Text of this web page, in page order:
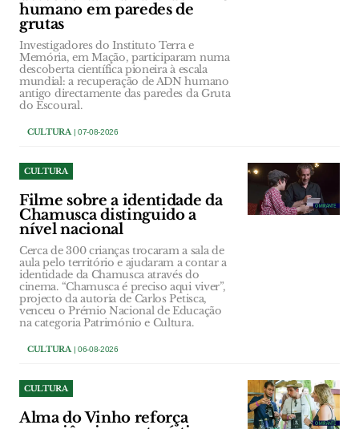
humano em paredes de
grutas
Investigadores do Instituto Terra e
Memória, em Mação, participaram numa
descoberta científica pioneira à escala
mundial: a recuperação de ADN humano
antigo directamente das paredes da Gruta
do Escoural.
CULTURA| 07-08-2026
CULTURA
Filme sobre a identidade da
Chamusca distinguido a
nível nacional
Cerca de 300 crianças trocaram a sala de
aula pelo território e ajudaram a contar a
identidade da Chamusca através do
cinema. “Chamusca é preciso aqui viver”,
projecto da autoria de Carlos Petisca,
venceu o Prémio Nacional de Educação
na categoria Património e Cultura.
CULTURA| 06-08-2026
CULTURA
Alma do Vinho reforça